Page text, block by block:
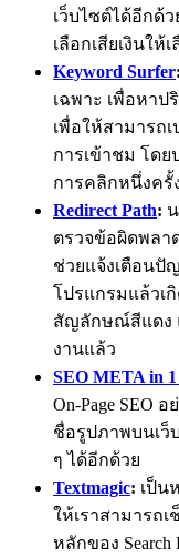
เว็บไซต์ได้อีกด้
เลือกเสียเงินให้
Keyword Surfer:
เฉพาะ เพื่อหา
เพื่อให้สามารถ
การเข้าชม โด
การคลิกหนึ่งครั้
Redirect Path:
ตรวจข้อผิดพลา
ช่วยแจ้งเตือนปั
โปรแกรมแล้วเ
สัญลักษณ์สีแดง
งานแล้ว
SEO META in
On-Page SEO อ
ชื่อรูปภาพบนเว็
ๆ ได้อีกด้วย
Textmagic: เป็น
ให้เราสามารถ
หลักของ Search